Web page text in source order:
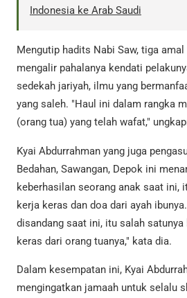
Indonesia ke Arab Saudi
Mengutip hadits Nabi Saw, tiga
mengalir pahalanya kendati
sedekah jariyah, ilmu yang
yang saleh. "Haul ini dalam rangka
(orang tua) yang telah wafat,"
Kyai Abdurrahman yang juga
Bedahan, Sawangan, Depok ini
keberhasilan seorang anak saat ini,
kerja keras dan doa dari ayah
disandang saat ini, itu salah satunya
keras dari orang tuanya," kata dia.
Dalam kesempatan ini, Kyai
mengingatkan jamaah untuk selalu